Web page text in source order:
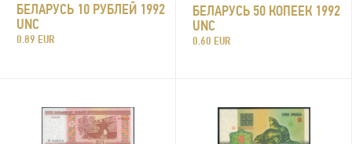
БЕЛАРУСЬ 10 РУБЛЕЙ 1992
UNC
0.89 EUR
БЕЛАРУСЬ 50 КОПЕЕК 1992
UNC
0.60 EUR